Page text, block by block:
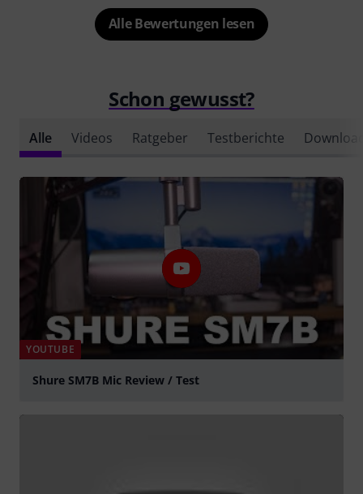
Alle Bewertungen lesen
Schon gewusst?
Alle Videos Ratgeber Testberichte
YOUTUBE
Shure SM7B Mic Review / Test